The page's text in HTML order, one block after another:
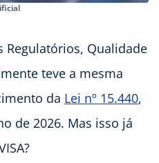
Regulatórios, Qualidade
teve a mesma
da Lei nº 15.440,
de 2026. Mas isso já